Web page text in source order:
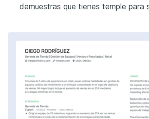
demuestras que tienes temple para